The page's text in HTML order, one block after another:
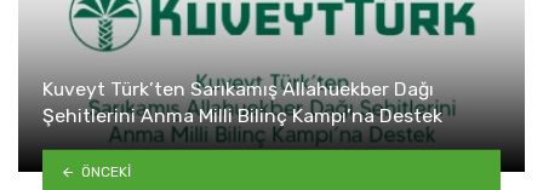
Kuveyt Türk’ten Sarıkamış Allahuekber Dağı
Şehitlerini Anma Milli Bilinç Kampı’na Destek
ÖNCEKI